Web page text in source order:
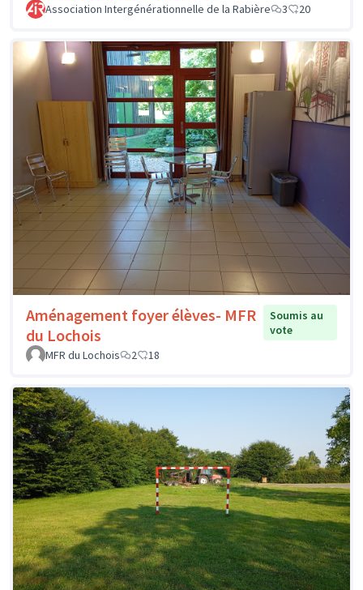
Association Intergénérationnelle de la Rabière
3 20
Aménagement foyer élèves- MFR
du Lochois
Soumis au
vote
MFR du Lochois
2 18